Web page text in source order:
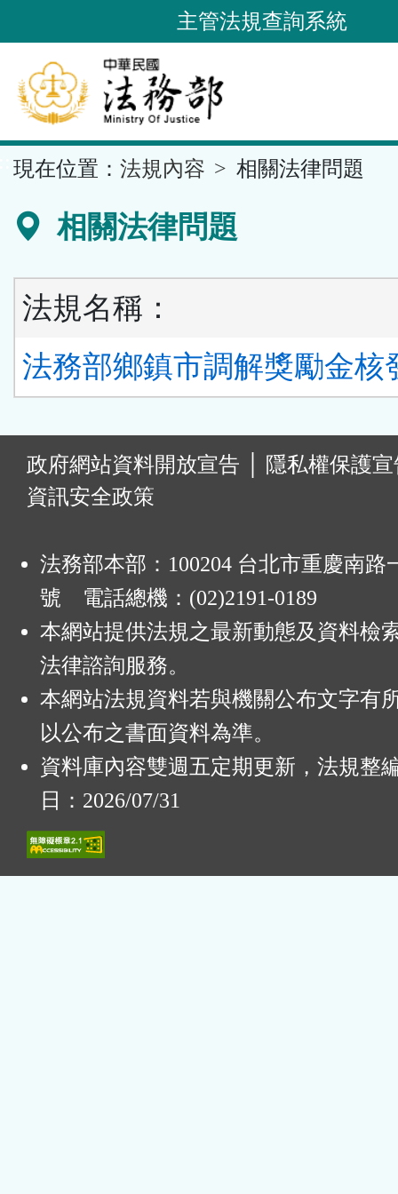
到
要
內
容
區
主管法規查詢系統
現在位置： 法規內容 相關法律問題
相關法律問題
法規名稱：
法務部鄉鎮市調解獎勵金核
政府網站資料開放宣告
隱私權保護
資訊安全政策
法務部本部：100204 台北市重慶南路
號 電話總機：(02)2191-0189
本網站提供法規之最新動態及資料檢
法律諮詢服務。
本網站法規資料若與機關公布文字有
以公布之書面資料為準。
資料庫內容雙週五定期更新，法規整
日：2026/07/31